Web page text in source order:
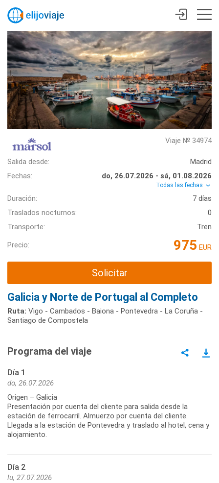
Viaje № 34974
Salida desde:
Madrid
Fechas:
do, 26.07.2026 - sá, 01.08.2026
Todas las fechas
Duración:
7 días
Traslados nocturnos:
0
Transporte:
Tren
Precio: 975 EUR
Solicitar
Galicia y Norte de Portugal al Completo
Ruta: Vigo - Cambados - Baiona - Pontevedra - La Coruña -
Santiago de Compostela
Programa del viaje
Día 1
do, 26.07.2026
Origen – Galicia
Presentación por cuenta del cliente para salida desde la
estación de ferrocarril. Almuerzo por cuenta del cliente.
Llegada a la estación de Pontevedra y traslado al hotel, cena y
alojamiento.
Día 2
lu, 27.07.2026